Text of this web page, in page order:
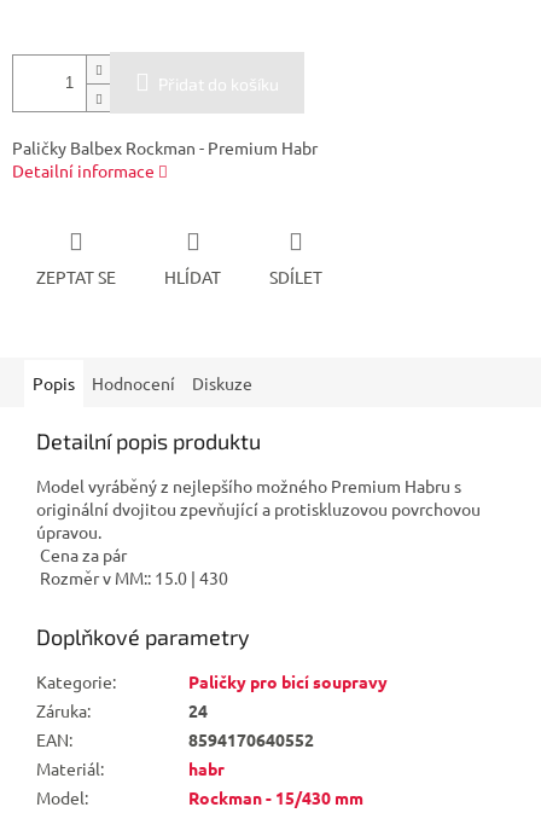
Přidat do košíku
Paličky Balbex Rockman - Premium Habr
Detailní informace
ZEPTAT SE HLÍDAT SDÍLET
Popis Hodnocení Diskuze
Detailní popis produktu
Model vyráběný z nejlepšího možného Premium Habru s
originální dvojitou zpevňující a protiskluzovou povrchovou
úpravou.
Cena za pár
Rozměr v MM:: 15.0 | 430
Doplňkové parametry
Kategorie:
Paličky pro bicí soupravy
Záruka:
24
EAN:
8594170640552
Materiál:
habr
Model:
Rockman - 15/430 mm